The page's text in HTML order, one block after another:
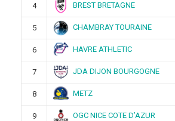
4 BREST BRETAGNE
5 CHAMBRAY TOURAINE
6 HAVRE ATHLETIC
7 JDA DIJON BOURGOGNE
8 METZ
9 OGC NICE COTE D’AZUR